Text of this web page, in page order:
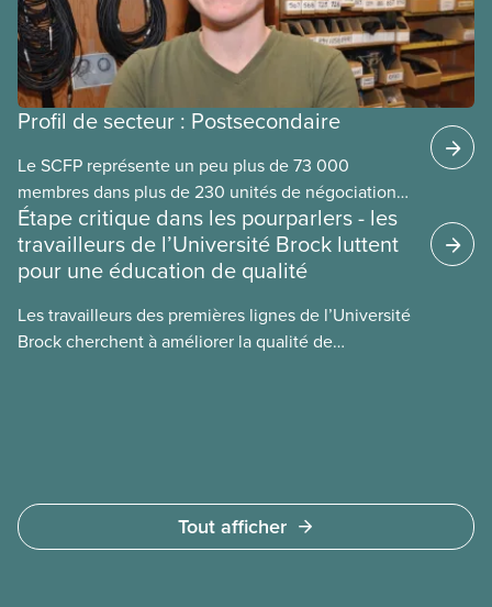
Profil de secteur : Postsecondaire
Le SCFP représente un peu plus de 73 000
membres dans plus de 230 unités de négociation
dans le secteur de l’éducation postsecondaire. Ces
membres travaillent dans les universités, les
collèges et les associations étudiantes.
Étape critique dans les pourparlers - les
travailleurs de l’Université Brock luttent
pour une éducation de qualité
Les travailleurs des premières lignes de l’Université
Brock cherchent à améliorer la qualité de
Tout afficher